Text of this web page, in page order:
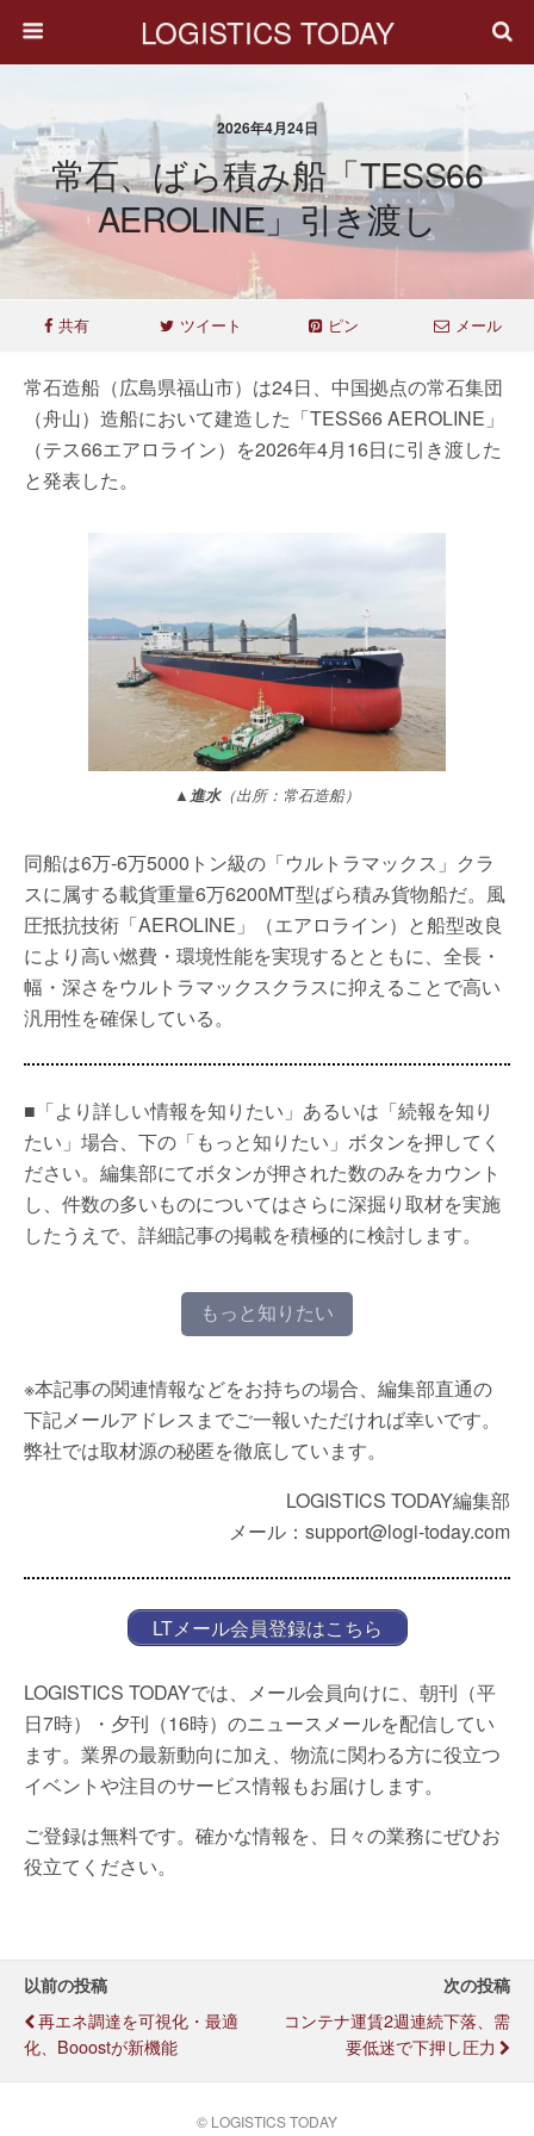
LOGISTICS TODAY
2026年4月24日
常石、ばら積み船「TESS66
AEROLINE」引き渡し
共有 ツイート ピン メール
常石造船（広島県福山市）は24日、中国拠点の常石集団
（舟山）造船において建造した「TESS66 AEROLINE」
（テス66エアロライン）を2026年4月16日に引き渡した
と発表した。
▲進水（出所：常石造船）
同船は6万-6万5000トン級の「ウルトラマックス」クラ
スに属する載貨重量6万6200MT型ばら積み貨物船だ。風
圧抵抗技術「AEROLINE」（エアロライン）と船型改良
により高い燃費・環境性能を実現するとともに、全長・
幅・深さをウルトラマックスクラスに抑えることで高い
汎用性を確保している。
■「より詳しい情報を知りたい」あるいは「続報を知り
たい」場合、下の「もっと知りたい」ボタンを押してく
ださい。編集部にてボタンが押された数のみをカウント
し、件数の多いものについてはさらに深掘り取材を実施
したうえで、詳細記事の掲載を積極的に検討します。
もっと知りたい
※本記事の関連情報などをお持ちの場合、編集部直通の
下記メールアドレスまでご一報いただければ幸いです。
弊社では取材源の秘匿を徹底しています。
LOGISTICS TODAY編集部
メール：support@logi-today.com
LTメール会員登録はこちら
LOGISTICS TODAYでは、メール会員向けに、朝刊（平
日7時）・夕刊（16時）のニュースメールを配信してい
ます。業界の最新動向に加え、物流に関わる方に役立つ
イベントや注目のサービス情報もお届けします。
ご登録は無料です。確かな情報を、日々の業務にぜひお
役立てください。
以前の投稿
再エネ調達を可視化・最適
化、Booostが新機能
次の投稿
コンテナ運賃2週連続下落、需
要低迷で下押し圧力
© LOGISTICS TODAY